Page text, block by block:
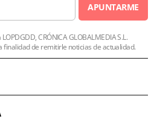
APUNTARME
CRÓNICA GLOBALMEDIA S.L.
finalidad de remitirle noticias de actualidad.